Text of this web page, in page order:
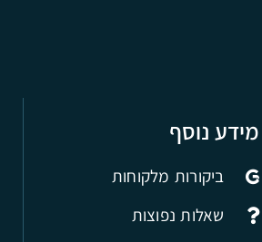
מידע נוסף
ביקורות מלקוחות
שאלות נפוצות